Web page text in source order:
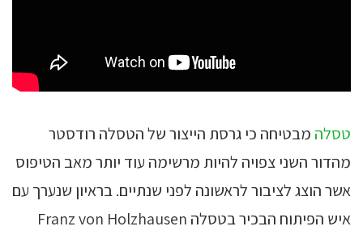
טסלה מבטיחה כי גרסת הייצור של הטסלה רודסטר
מהדור השני צפויה להיות מרשימה עוד יותר מאב הטיפוס
אשר הוצג לציבור לראשונה לפני שנתיים. בראיון שנערך עם
איש הפיתוח הבכיר בטסלה Franz von Holzhausen